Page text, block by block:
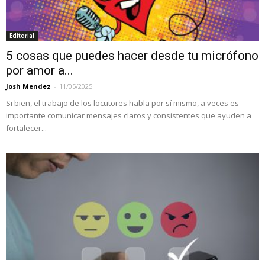
Editorial
5 cosas que puedes hacer desde tu micrófono
por amor a...
Josh Mendez - 11/05/2025
Si bien, el trabajo de los locutores habla por sí mismo, a veces es
importante comunicar mensajes claros y consistentes que ayuden a
fortalecer...